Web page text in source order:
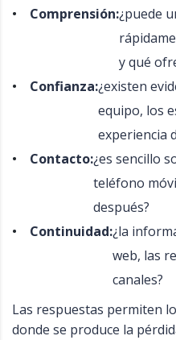
Comprensión:¿puede
y qué
Confianza:¿existen
equipo, los
experiencia
Contacto:¿es sencillo
teléfono
después?
Continuidad:¿la
web, las
canales?
Las respuestas permiten
donde se produce la